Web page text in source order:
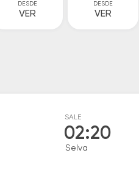
DESDE
VER
DESDE
VER
SALE
02:20
Selva